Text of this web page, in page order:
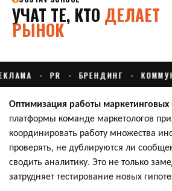
Оптимизация работы
платформы команде маркетологов
координировать работу множества
проверять, не дублируются ли
сводить аналитику. Это не только
затрудняет тестирование новых